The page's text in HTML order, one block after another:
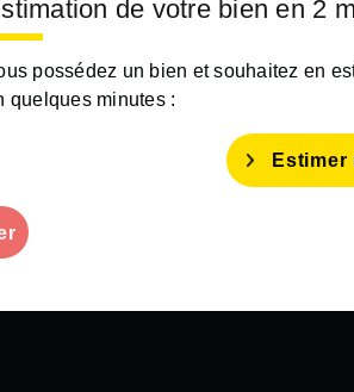
de votre bien en 2
possédez un bien et souhaitez en
quelques minutes :
Estimer